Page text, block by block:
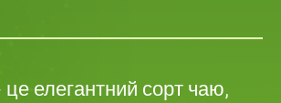
елегантний сорт чаю,